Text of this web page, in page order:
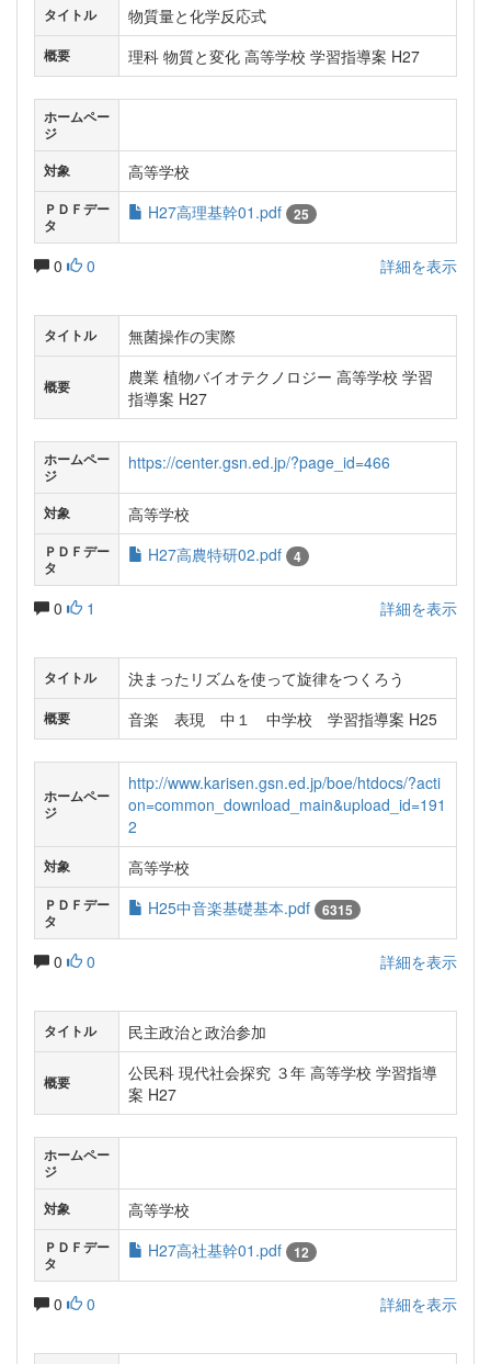
タイトル 物質量と化学反応式
概要 理科 物質と変化 高等学校 学習指導案 H27
ホームペー
ジ
対象
高等学校
ＰＤＦデー
タ
H27高理基幹01.pdf 25
0 0 詳細を表示
タイトル 無菌操作の実際
概要
農業 植物バイオテクノロジー 高等学校 学習
指導案 H27
ホームペー
ジ
https://center.gsn.ed.jp/?page_id=466
対象 高等学校
ＰＤＦデー
タ
H27高農特研02.pdf 4
0 1 詳細を表示
タイトル 決まったリズムを使って旋律をつくろう
概要 音楽 表現 中１ 中学校 学習指導案 H25
ホームペー
ジ
http://www.karisen.gsn.ed.jp/boe/htdocs/?acti
on=common_download_main&upload_id=191
2
対象 高等学校
ＰＤＦデー
タ
H25中音楽基礎基本.pdf 6315
0 0 詳細を表示
タイトル 民主政治と政治参加
概要
公民科 現代社会探究 ３年 高等学校 学習指導
案 H27
ホームペー
ジ
対象
高等学校
ＰＤＦデー
タ
H27高社基幹01.pdf 12
0 0 詳細を表示